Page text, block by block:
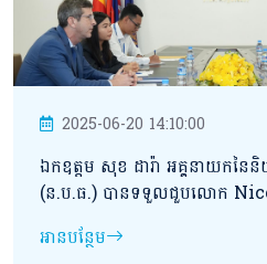
2025-06-20 14:10:00
ឯកឧត្ដម សុខ ដារ៉ា អគ្គនាយកនៃ
(ន.ប.ធ.) បានទទួលជួបលោក
នាយកប្រតិបត្តិ និងសហការី នៃធនា
ភីអិលស៊ី។
អានបន្ថែម